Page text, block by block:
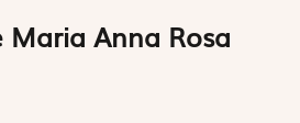
Maria Anna Rosa